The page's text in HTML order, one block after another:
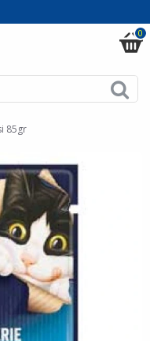
0
85gr